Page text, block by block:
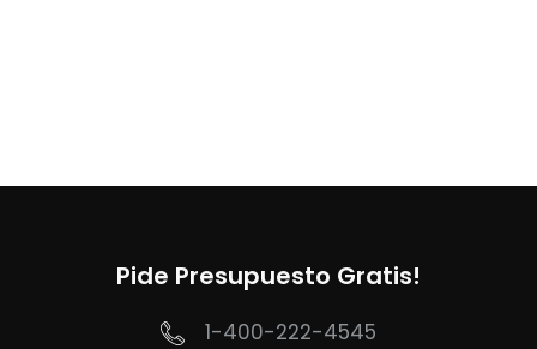
Pide Presupuesto Gratis!
1-400-222-4545